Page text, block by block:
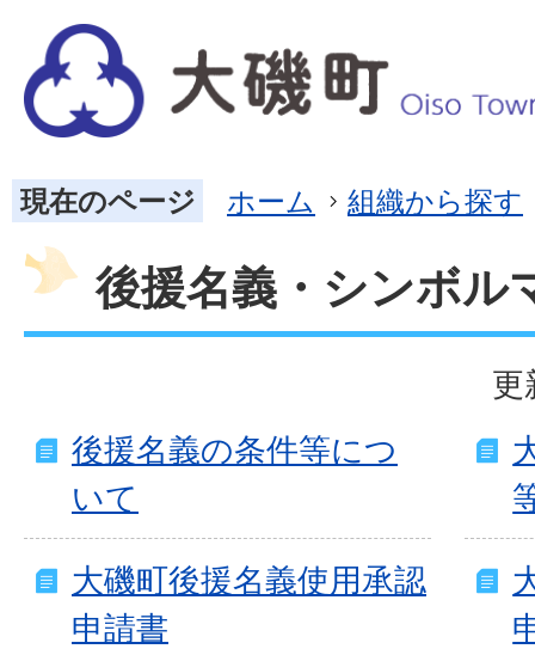
現在のページ ホーム 組織から探す
後援名義・シンボル
更
後援名義の条件等につ
いて
大磯町後援名義使用承認
申請書